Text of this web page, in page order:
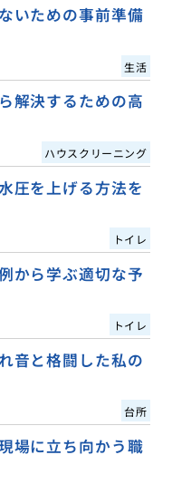
いための事前準備
生活
解決するための高
ハウスクリーニング
圧を上げる方法を
トイレ
から学ぶ適切な予
トイレ
音と格闘した私の
台所
場に立ち向かう職